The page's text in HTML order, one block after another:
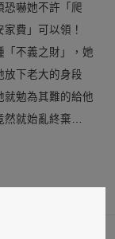
恐嚇她不許「爬
費」可以領！
「不義之財」，她
下老大的身段
就勉為其難的給他
就始亂終棄…